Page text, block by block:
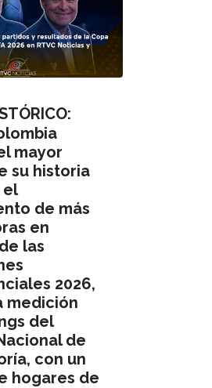
mayor
su historia
el
de más
en
las
2026,
medición
del
de
con un
hogares de